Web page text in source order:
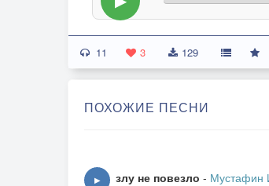
11 3 129
ПОХОЖИЕ ПЕСНИ
▶ злу не повезло - Мустафин